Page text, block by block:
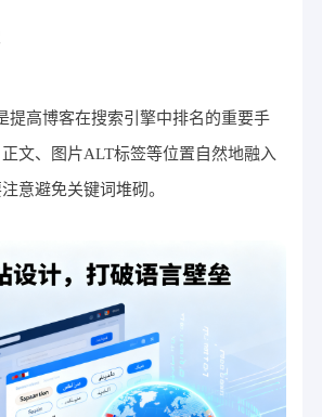
提高博客在搜索引擎中排名的重要手
文、图片ALT标签等位置自然地融入
意避免关键词堆砌。